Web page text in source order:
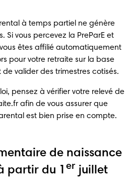
à temps partiel ne génère
Si vous percevez la PreParE et
êtes affilié automatiquement
pour votre retraite sur la base
valider des trimestres cotisés.
pensez à vérifier votre relevé de
afin de vous assurer que
est bien prise en compte.
de naissance
partir du 1 er juillet